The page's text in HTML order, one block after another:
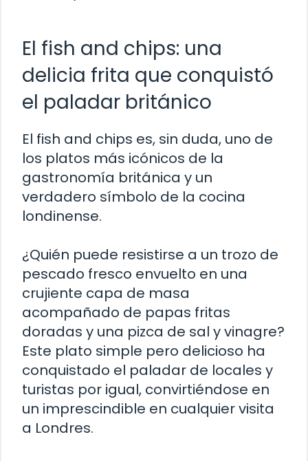
El fish and chips: una
delicia frita que conquistó
el paladar británico
El fish and chips es, sin duda, uno de
los platos más icónicos de la
gastronomía británica y un
verdadero símbolo de la cocina
londinense.
¿Quién puede resistirse a un trozo de
pescado fresco envuelto en una
crujiente capa de masa
acompañado de papas fritas
doradas y una pizca de sal y vinagre?
Este plato simple pero delicioso ha
conquistado el paladar de locales y
turistas por igual, convirtiéndose en
un imprescindible en cualquier visita
a Londres.